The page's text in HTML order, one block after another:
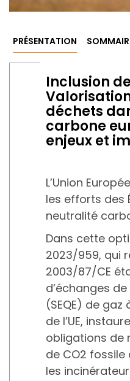
PRÉSENTATION
Inclusion
déchets
carbone
enjeux et
L’Union
les efforts des
neutralité
Dans cette
2023/959, qui
2003/87/CE
d’échanges
(SEQE) de
de l’UE,
obligations de
de CO2
les